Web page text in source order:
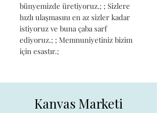
bünyemizde üretiyoruz.; ; Sizlere
hızlı ulaşmasını en az sizler kadar
istiyoruz ve buna çaba sarf
ediyoruz.; ; Memnuniyetiniz bizim
için esastır.;
Kanvas Marketi